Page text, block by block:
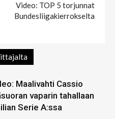
Video: TOP 5 torjunnat
Bundesliigakierrokselta
Maalivahti Cassio
vaparin tahallaan
Serie A:ssa